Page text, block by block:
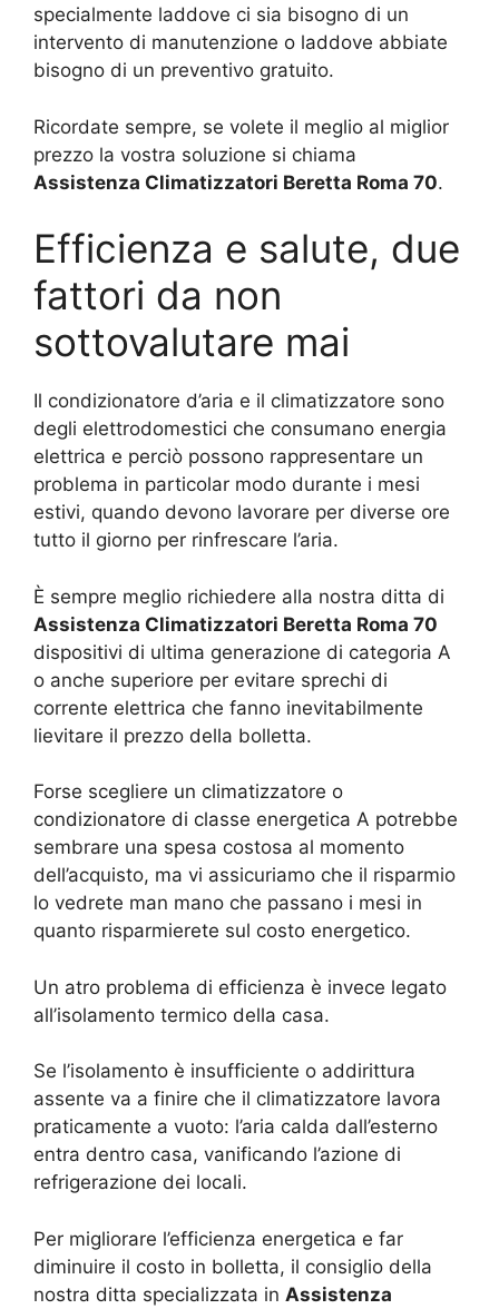
specialmente laddove ci sia bisogno di un
intervento di manutenzione o laddove abbiate
bisogno di un preventivo gratuito.
Ricordate sempre, se volete il meglio al miglior
prezzo la vostra soluzione si chiama
Assistenza Climatizzatori Beretta Roma 70.
Efficienza e salute, due
fattori da non
sottovalutare mai
Il condizionatore d’aria e il climatizzatore sono
degli elettrodomestici che consumano energia
elettrica e perciò possono rappresentare un
problema in particolar modo durante i mesi
estivi, quando devono lavorare per diverse ore
tutto il giorno per rinfrescare l’aria.
È sempre meglio richiedere alla nostra ditta di
Assistenza Climatizzatori Beretta Roma 70
dispositivi di ultima generazione di categoria A
o anche superiore per evitare sprechi di
corrente elettrica che fanno inevitabilmente
lievitare il prezzo della bolletta.
Forse scegliere un climatizzatore o
condizionatore di classe energetica A potrebbe
sembrare una spesa costosa al momento
dell’acquisto, ma vi assicuriamo che il risparmio
lo vedrete man mano che passano i mesi in
quanto risparmierete sul costo energetico.
Un atro problema di efficienza è invece legato
all’isolamento termico della casa.
Se l’isolamento è insufficiente o addirittura
assente va a finire che il climatizzatore lavora
praticamente a vuoto: l’aria calda dall’esterno
entra dentro casa, vanificando l’azione di
refrigerazione dei locali.
Per migliorare l’efficienza energetica e far
diminuire il costo in bolletta, il consiglio della
nostra ditta specializzata in Assistenza